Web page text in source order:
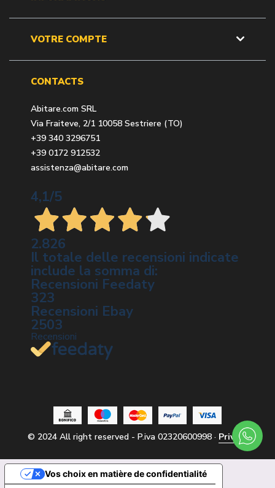
VOTRE COMPTE
CONTACTS
Abitare.com SRL
Via Fraiteve, 2/1 10058 Sestriere (TO)
+39 340 3296751
+39 0172 912532
assistenza@abitare.com
4,1/5
2.826
Il totale delle recensioni indicate
include la somma di:
Recensioni Feedaty
323
Recensioni Ebay
2503
Recensioni
© 2024 All right reserved - P.iva 02320600998 · Privacy
Vos choix en matière de confidentialité